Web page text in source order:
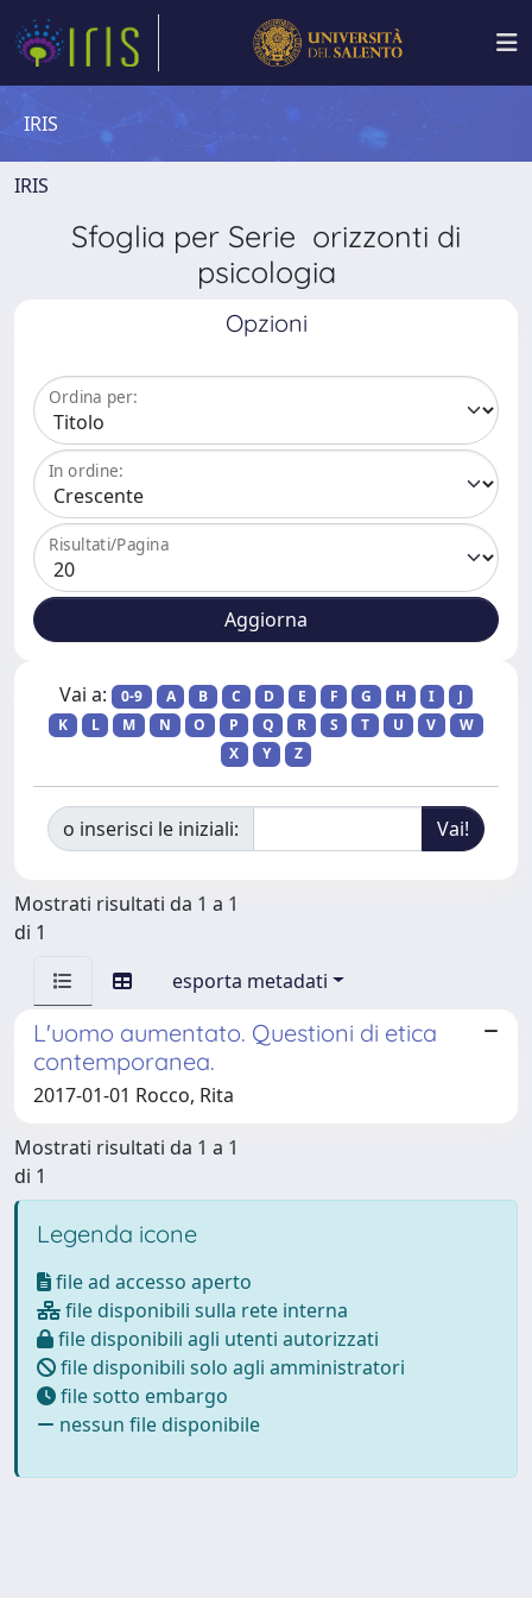
IRIS
IRIS
Sfoglia per Serie orizzonti di
psicologia
Opzioni
Ordina per:
In ordine:
Risultati/Pagina
Vai a: 0-9 A B C D E F G H I
J
K
L M N O P Q R S T U V
W
X
Y Z
o inserisci le iniziali:
Mostrati risultati da 1 a 1
di 1
esporta metadati
L'uomo aumentato. Questioni di etica
contemporanea.
2017-01-01 Rocco, Rita
Mostrati risultati da 1 a 1
di 1
Legenda icone
file ad accesso aperto
file disponibili sulla rete interna
file disponibili agli utenti autorizzati
file disponibili solo agli amministratori
file sotto embargo
nessun file disponibile